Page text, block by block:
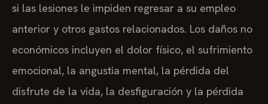
si las lesiones le impiden regresar a su empleo
anterior y otros gastos relacionados. Los daños no
económicos incluyen el dolor físico, el sufrimiento
emocional, la angustia mental, la pérdida del
disfrute de la vida, la desfiguración y la pérdida